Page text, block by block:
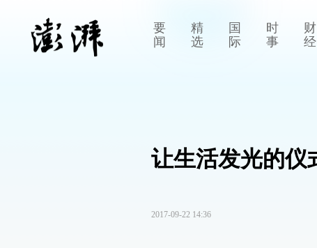
要
闻
精
选
国
际
时
事
财
经
让生活发光的仪
2017-09-22 14:36